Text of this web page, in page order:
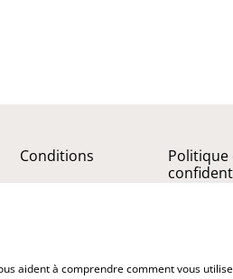
Conditions
Politique
aident à comprendre comment vous